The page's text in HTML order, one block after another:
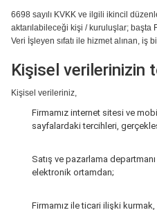
6698 sayılı KVKK ve ilgili ikincil
aktarılabileceği kişi / kuruluşlar; başta
Veri İşleyen sıfatı ile hizmet alınan, iş
Kişisel verilerinizin
Kişisel verileriniz,
Firmamız internet sitesi ve
sayfalardaki tercihleri,
Satış ve pazarlama
elektronik ortamdan;
Firmamız ile ticari ilişki